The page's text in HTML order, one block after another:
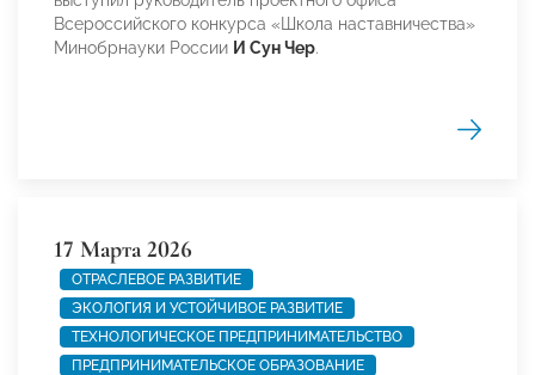
Всероссийского конкурса «Школа наставничества»
Минобрнауки России И Сун Чер.
17 Марта 2026
ОТРАСЛЕВОЕ РАЗВИТИЕ
ЭКОЛОГИЯ И УСТОЙЧИВОЕ РАЗВИТИЕ
ТЕХНОЛОГИЧЕСКОЕ ПРЕДПРИНИМАТЕЛЬСТВО
ПРЕДПРИНИМАТЕЛЬСКОЕ ОБРАЗОВАНИЕ